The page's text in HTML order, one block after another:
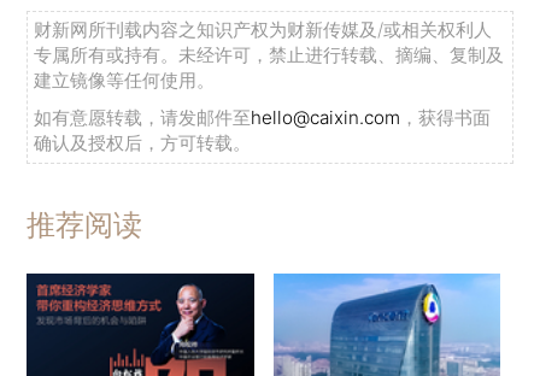
财新网所刊载内容之知识产权为财新传媒及/或相关权利人
专属所有或持有。未经许可，禁止进行转载、摘编、复制及
建立镜像等任何使用。
如有意愿转载，请发邮件至hello@caixin.com ，获得书面
确认及授权后，方可转载。
推荐阅读